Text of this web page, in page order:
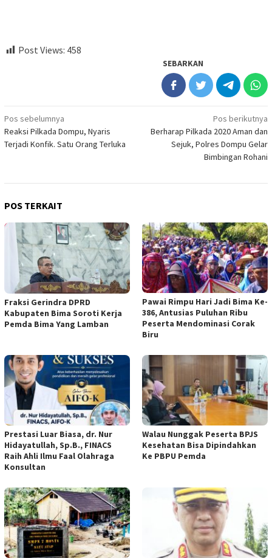
Post Views: 458
SEBARKAN
Navigasi
pos
Pos sebelumnya
Reaksi Pilkada Dompu, Nyaris
Terjadi Konfik. Satu Orang Terluka
Pos berikutnya
Berharap Pilkada 2020 Aman dan
Sejuk, Polres Dompu Gelar
Bimbingan Rohani
POS TERKAIT
Fraksi Gerindra DPRD
Kabupaten Bima Soroti Kerja
Pemda Bima Yang Lamban
Pawai Rimpu Hari Jadi Bima Ke-
386, Antusias Puluhan Ribu
Peserta Mendominasi Corak
Biru
Prestasi Luar Biasa, dr. Nur
Hidayatullah, Sp.B., FINACS
Raih Ahli Ilmu Faal Olahraga
Konsultan
Walau Nunggak Peserta BPJS
Kesehatan Bisa Dipindahkan
Ke PBPU Pemda